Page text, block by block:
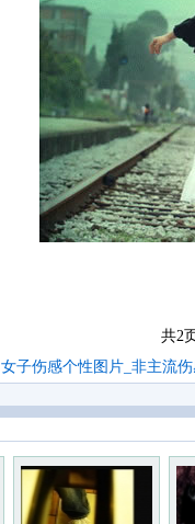
共2
女子伤感个性图片_非主流